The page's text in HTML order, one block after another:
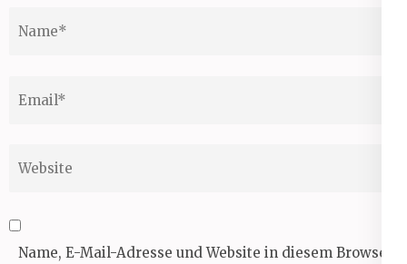
Name, E-Mail-Adresse und Website in diesem Browser